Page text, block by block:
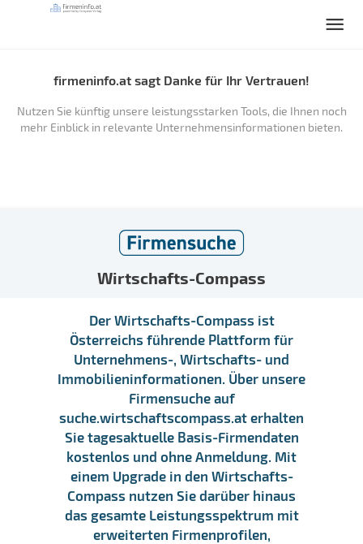
firmeninfo.at sagt Danke für Ihr Vertrauen!
Nutzen Sie künftig unsere leistungsstarken Tools, die Ihnen noch
mehr Einblick in relevante Unternehmensinformationen bieten.
Wirtschafts-Compass
Der Wirtschafts-Compass ist
Österreichs führende Plattform für
Unternehmens-, Wirtschafts- und
Immobilieninformationen. Über unsere
Firmensuche auf
suche.wirtschaftscompass.at erhalten
Sie tagesaktuelle Basis-Firmendaten
kostenlos und ohne Anmeldung. Mit
einem Upgrade in den Wirtschafts-
Compass nutzen Sie darüber hinaus
das gesamte Leistungsspektrum mit
erweiterten Firmenprofilen,